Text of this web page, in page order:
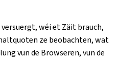
wéi et Zäit brauch,
ze beobachten, wat
vun de Browseren, vun de